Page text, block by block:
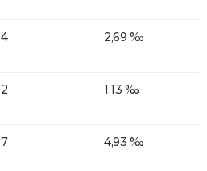
4 2,69 ‰
2 1,13 ‰
7 4,93 ‰